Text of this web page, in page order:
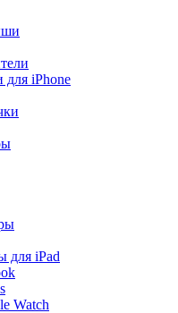
для iPhone
для iPad
Watch